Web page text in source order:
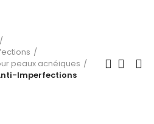
peaux acnéiques
Imperfections